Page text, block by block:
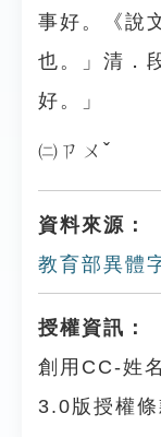
事好。《說
也。」清．
好。」
㈡ㄗㄨˇ
資料來源：
教育部異體
授權資訊：
創用CC-姓
3.0版授權條